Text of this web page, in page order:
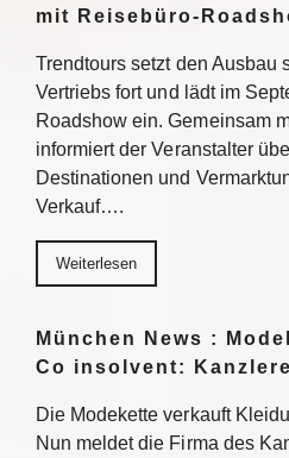
mit Reisebüro-
Trendtours setzt den Ausbau
Vertriebs fort und lädt im
Roadshow ein. Gemeinsam
informiert der Veranstalter
Destinationen und
Verkauf….
Weiterlesen
München News :
Co insolvent:
Die Modekette verkauft
Nun meldet die Firma des